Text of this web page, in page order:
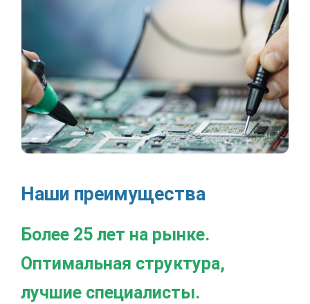
Наши преимущества
Более 25 лет на рынке.
Оптимальная структура,
лучшие специалисты.